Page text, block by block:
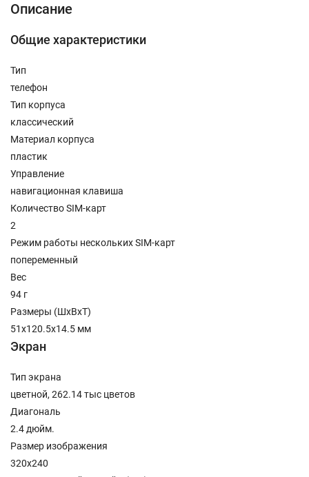
Описание
Общие характеристики
Тип
телефон
Тип корпуса
классический
Материал корпуса
пластик
Управление
навигационная клавиша
Количество SIM-карт
2
Режим работы нескольких SIM-карт
попеременный
Вес
94 г
Размеры (ШxВxТ)
51x120.5x14.5 мм
Экран
Тип экрана
цветной, 262.14 тыс цветов
Диагональ
2.4 дюйм.
Размер изображения
320x240